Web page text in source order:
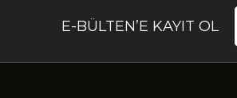
E-BÜLTEN’E KAYIT OL